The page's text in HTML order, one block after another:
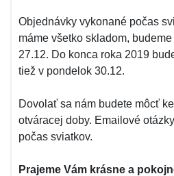
Objednávky vykonané počas
máme všetko skladom,
27.12. Do konca roka 2019
tiež v pondelok 30.12.
Dovolať sa nám budete môcť
otváracej doby. Emailové
počas sviatkov.
Prajeme Vám krásne a